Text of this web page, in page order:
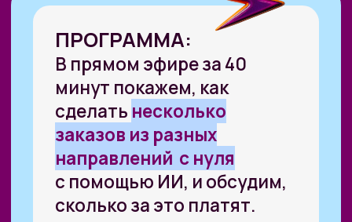
заходит сейчас
Какие конкретные задачи
покупают прямо сейчас —
и сколько за них платят
Какие инструменты
использовать для выполнения
заказов, включая бесплатные и
доступные в России